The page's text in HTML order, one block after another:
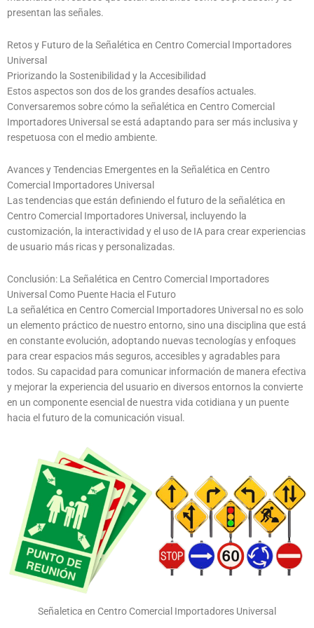
presentan las señales.
Retos y Futuro de la Señalética en Centro Comercial Importadores
Universal
Priorizando la Sostenibilidad y la Accesibilidad
Estos aspectos son dos de los grandes desafíos actuales.
Conversaremos sobre cómo la señalética en Centro Comercial
Importadores Universal se está adaptando para ser más inclusiva y
respetuosa con el medio ambiente.
Avances y Tendencias Emergentes en la Señalética en Centro
Comercial Importadores Universal
Las tendencias que están definiendo el futuro de la señalética en
Centro Comercial Importadores Universal, incluyendo la
customización, la interactividad y el uso de IA para crear experiencias
de usuario más ricas y personalizadas.
Conclusión: La Señalética en Centro Comercial Importadores
Universal Como Puente Hacia el Futuro
La señalética en Centro Comercial Importadores Universal no es solo
un elemento práctico de nuestro entorno, sino una disciplina que está
en constante evolución, adoptando nuevas tecnologías y enfoques
para crear espacios más seguros, accesibles y agradables para
todos. Su capacidad para comunicar información de manera efectiva
y mejorar la experiencia del usuario en diversos entornos la convierte
en un componente esencial de nuestra vida cotidiana y un puente
hacia el futuro de la comunicación visual.
Señaletica en Centro Comercial Importadores Universal